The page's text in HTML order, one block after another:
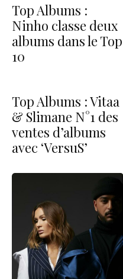
Top Albums :
Ninho classe deux
albums dans le Top
10
Top Albums : Vitaa
& Slimane N°1 des
ventes d’albums
avec ‘VersuS’